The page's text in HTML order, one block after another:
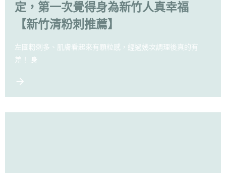
定，第一次覺得身為新竹人真幸福
【新竹清粉刺推薦】
左圖粉刺多、肌膚看起來有顆粒感，經過幾次調理後真的有
差！ 身